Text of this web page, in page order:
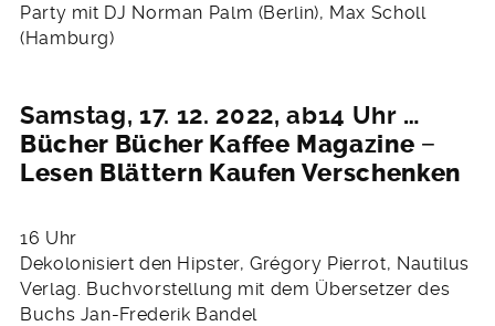
Party mit DJ Norman Palm (Berlin), Max Scholl
(Hamburg)
Samstag, 17. 12. 2022, ab14 Uhr …
Bücher Bücher Kaffee Magazine −
Lesen Blättern Kaufen Verschenken
16 Uhr
Dekolonisiert den Hipster, Grégory Pierrot, Nautilus
Verlag. Buchvorstellung mit dem Übersetzer des
Buchs Jan-Frederik Bandel